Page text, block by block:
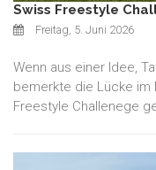
Swiss Freestyle
Freitag, 5. Juni 2026
Wenn aus einer Idee,
bemerkte die Lücke im
Freestyle Challenege